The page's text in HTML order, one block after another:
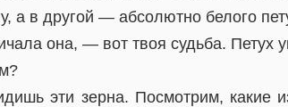
а в другой — абсолютно белого
она, — вот твоя судьба. Петух
эти зерна. Посмотрим, какие